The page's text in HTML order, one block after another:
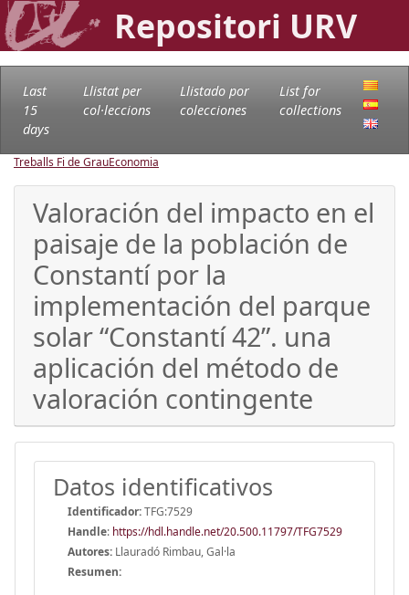
Repositori URV
Last
15
days
Llistat per
col·leccions
Llistado por
colecciones
List for
collections
Treballs Fi de GrauEconomia
Valoración del impacto en el
paisaje de la población de
Constantí por la
implementación del parque
solar “Constantí 42”. una
aplicación del método de
valoración contingente
Datos identificativos
Identificador:TFG:7529
Handle: https://hdl.handle.net/20.500.11797/TFG7529
Autores: Llauradó Rimbau, Gal·la
Resumen: